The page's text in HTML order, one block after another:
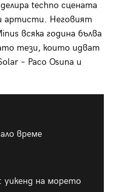
techno сцената
артисти. Неговият
всяка година бълва
тези, които идват
– Paco Osuna и
време
на морето